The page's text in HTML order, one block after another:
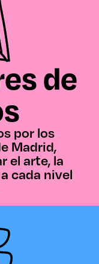
de
por los
Madrid,
el arte, la
cada nivel